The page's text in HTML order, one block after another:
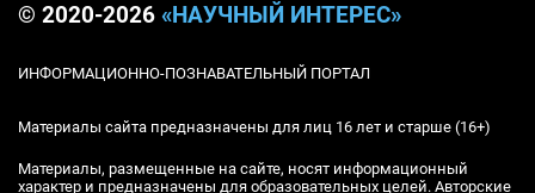
© 2020-2026 «НАУЧНЫЙ ИНТЕРЕС»
ИНФОРМАЦИОННО-ПОЗНАВАТЕЛЬНЫЙ ПОРТАЛ
Материалы сайта предназначены для лиц 16 лет и старше (16+)
Материалы, размещенные на сайте, носят информационный
характер и предназначены для образовательных целей. Авторские